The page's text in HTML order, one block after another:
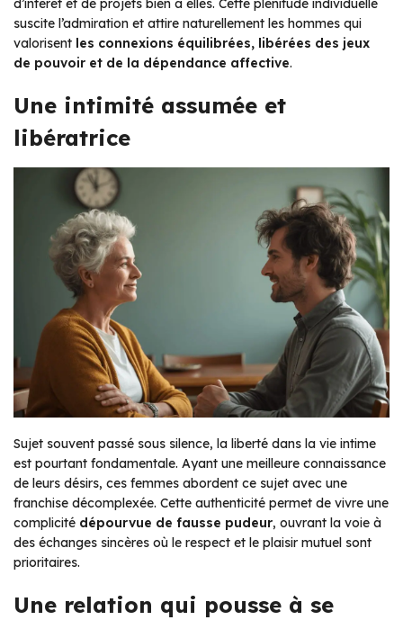
suscite l’admiration et attire naturellement les hommes qui
valorisent les connexions équilibrées, libérées des jeux
de pouvoir et de la dépendance affective.
Une intimité assumée et
libératrice
Sujet souvent passé sous silence, la liberté dans la vie intime
est pourtant fondamentale. Ayant une meilleure connaissance
de leurs désirs, ces femmes abordent ce sujet avec une
franchise décomplexée. Cette authenticité permet de vivre une
complicité dépourvue de fausse pudeur, ouvrant la voie à
des échanges sincères où le respect et le plaisir mutuel sont
prioritaires.
Une relation qui pousse à se